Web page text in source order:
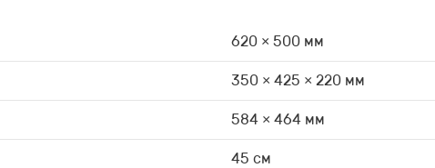
620 × 500 мм
350 × 425 × 220 мм
584 × 464 мм
45 см